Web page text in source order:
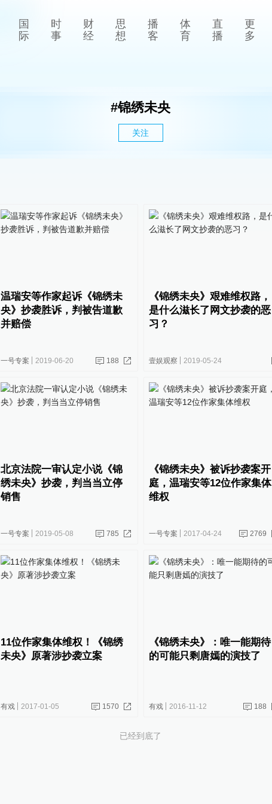
国
际
时
事
财
经
思
想
播
客
体
育
直
播
更
多
#锦绣未央
关注
温瑞安等作家起诉《锦绣未
央》抄袭胜诉，判被告道歉
并赔偿
一号专案 2019-06-20 188
《锦绣未央》艰难维权路，
是什么滋长了网文抄袭的恶
习？
壹娱观察 2019-05-24
北京法院一审认定小说《锦
绣未央》抄袭，判当当立停
销售
一号专案 2019-05-08 785
《锦绣未央》被诉抄袭案开
庭，温瑞安等12位作家集体
维权
一号专案 2017-04-24 2769
11位作家集体维权！《锦绣
未央》原著涉抄袭立案
有戏 2017-01-05 1570
《锦绣未央》：唯一能期待
的可能只剩唐嫣的演技了
有戏 2016-11-12 188
已经到底了